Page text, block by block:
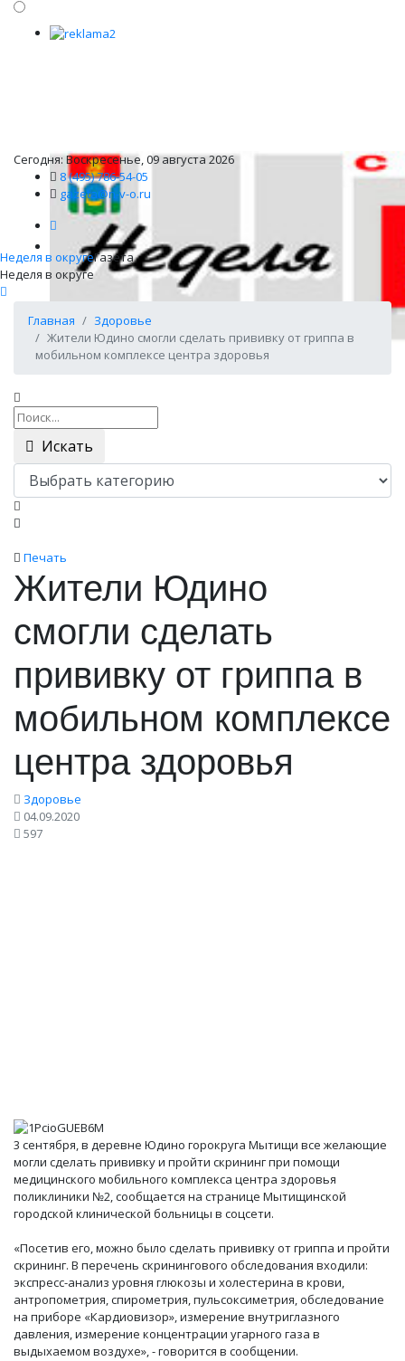
Сегодня: Воскресенье, 09 августа 2026
8 (495) 786-54-05
gazeta@n-v-o.ru
Неделя в округеГазета
Неделя в округе
Главная
Здоровье
Жители Юдино смогли сделать прививку от гриппа в
мобильном комплексе центра здоровья
Искать
Печать
Жители Юдино
смогли сделать
прививку от гриппа в
мобильном комплексе
центра здоровья
Здоровье
04.09.2020
597
3 сентября, в деревне Юдино горокруга Мытищи все желающие
могли сделать прививку и пройти скрининг при помощи
медицинского мобильного комплекса центра здоровья
поликлиники №2, сообщается на странице Мытищинской
городской клинической больницы в соцсети.
«Посетив его, можно было сделать прививку от гриппа и пройти
скрининг. В перечень скринингового обследования входили:
экспресс-анализ уровня глюкозы и холестерина в крови,
антропометрия, спирометрия, пульсоксиметрия, обследование
на приборе «Кардиовизор», измерение внутриглазного
давления, измерение концентрации угарного газа в
выдыхаемом воздухе», - говорится в сообщении.